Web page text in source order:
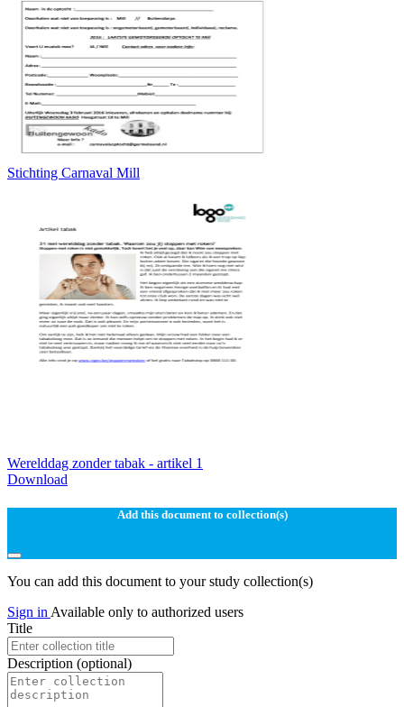
Stichting Carnaval Mill
Werelddag zonder tabak - artikel 1
Download
Add this document to collection(s)
You can add this document to your study collection(s)
Sign in Available only to authorized users
Title
Description (optional)